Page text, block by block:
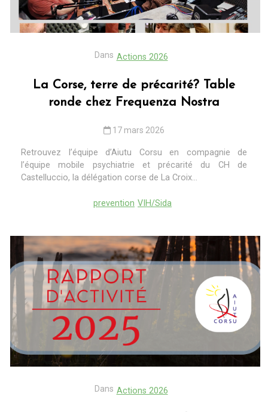
Dans Actions 2026
La Corse, terre de précarité? Table
ronde chez Frequenza Nostra
17 mars 2026
Retrouvez l’équipe d’Aiutu Corsu en compagnie de
l’équipe mobile psychiatrie et précarité du CH de
Castelluccio, la délégation corse de La Croix...
prevention VIH/Sida
Dans Actions 2026